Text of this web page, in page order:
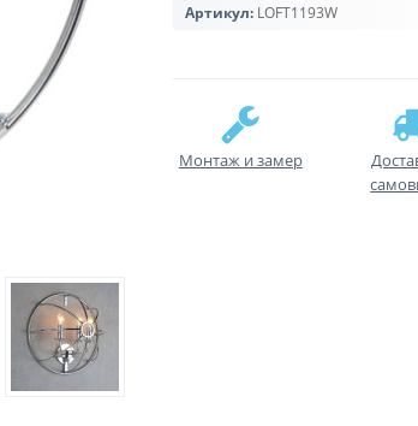
Артикул: LOFT1193W
Монтаж и замер